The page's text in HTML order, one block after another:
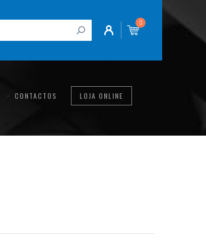
0
CONTACTOS LOJA ONLINE